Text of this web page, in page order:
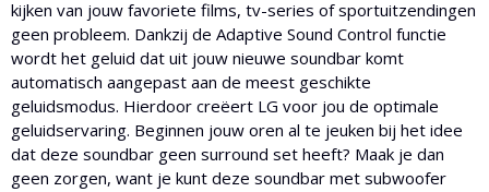
kijken van jouw favoriete films, tv-series of sportuitzendingen
geen probleem. Dankzij de Adaptive Sound Control functie
wordt het geluid dat uit jouw nieuwe soundbar komt
automatisch aangepast aan de meest geschikte
geluidsmodus. Hierdoor creëert LG voor jou de optimale
geluidservaring. Beginnen jouw oren al te jeuken bij het idee
dat deze soundbar geen surround set heeft? Maak je dan
geen zorgen, want je kunt deze soundbar met subwoofer